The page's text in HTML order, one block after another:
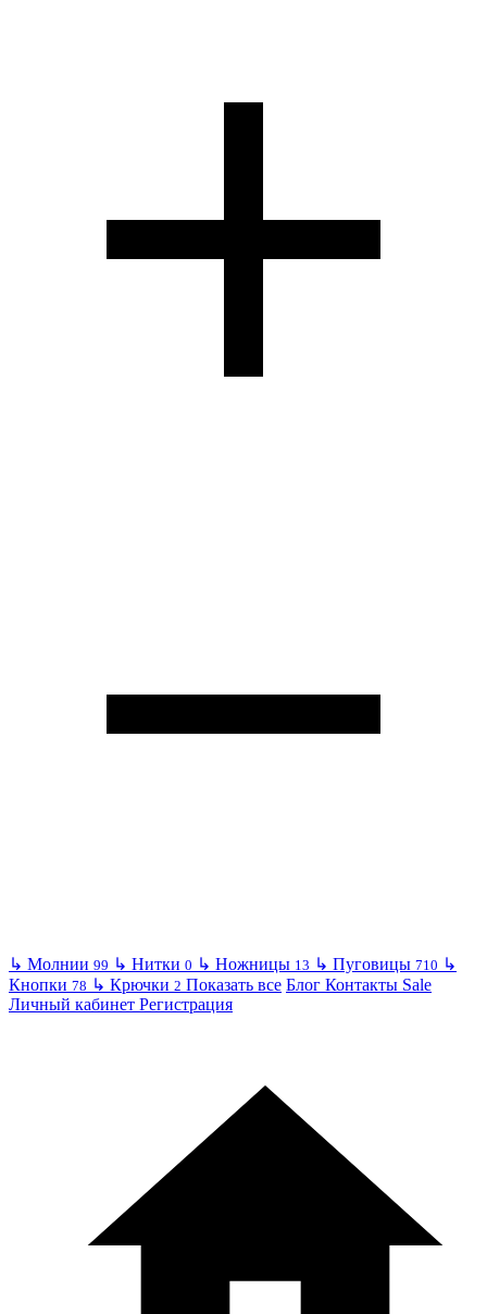
↳ Молнии 99 ↳ Нитки 0 ↳ Ножницы 13 ↳ Пуговицы 710 ↳
Кнопки 78 ↳ Крючки 2 Показать все Блог Контакты Sale
Личный кабинет Регистрация